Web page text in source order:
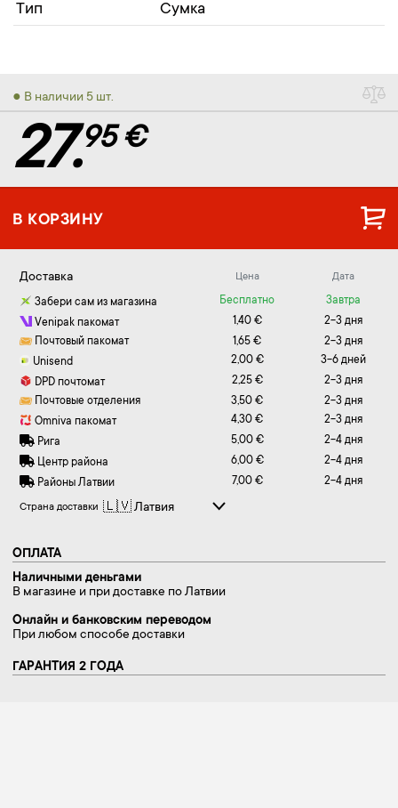
Тип Сумка
● В наличии 5 шт.
27.95 €
В КОРЗИНУ
Доставка Цена Дата
Забери сам из магазина Бесплатно
Завтра
Venipak пакомат
1,40 €
2-3 дня
Почтовый пакомат
1,65 €
2-3 дня
Unisend
2,00 €
3-6 дней
DPD почтомат
2,25 €
2-3 дня
Почтовые отделения
3,50 €
2-3 дня
Omniva пакомат
4,30 €
2-3 дня
Рига
5,00 €
2-4 дня
Центр района
6,00 €
2-4 дня
Районы Латвии
7,00 € 2-4 дня
Страна доставки
ОПЛАТА
Наличными деньгами
В магазине и при доставке по Латвии
Онлайн и банковским переводом
При любом способе доставки
ГАРАНТИЯ 2 ГОДА